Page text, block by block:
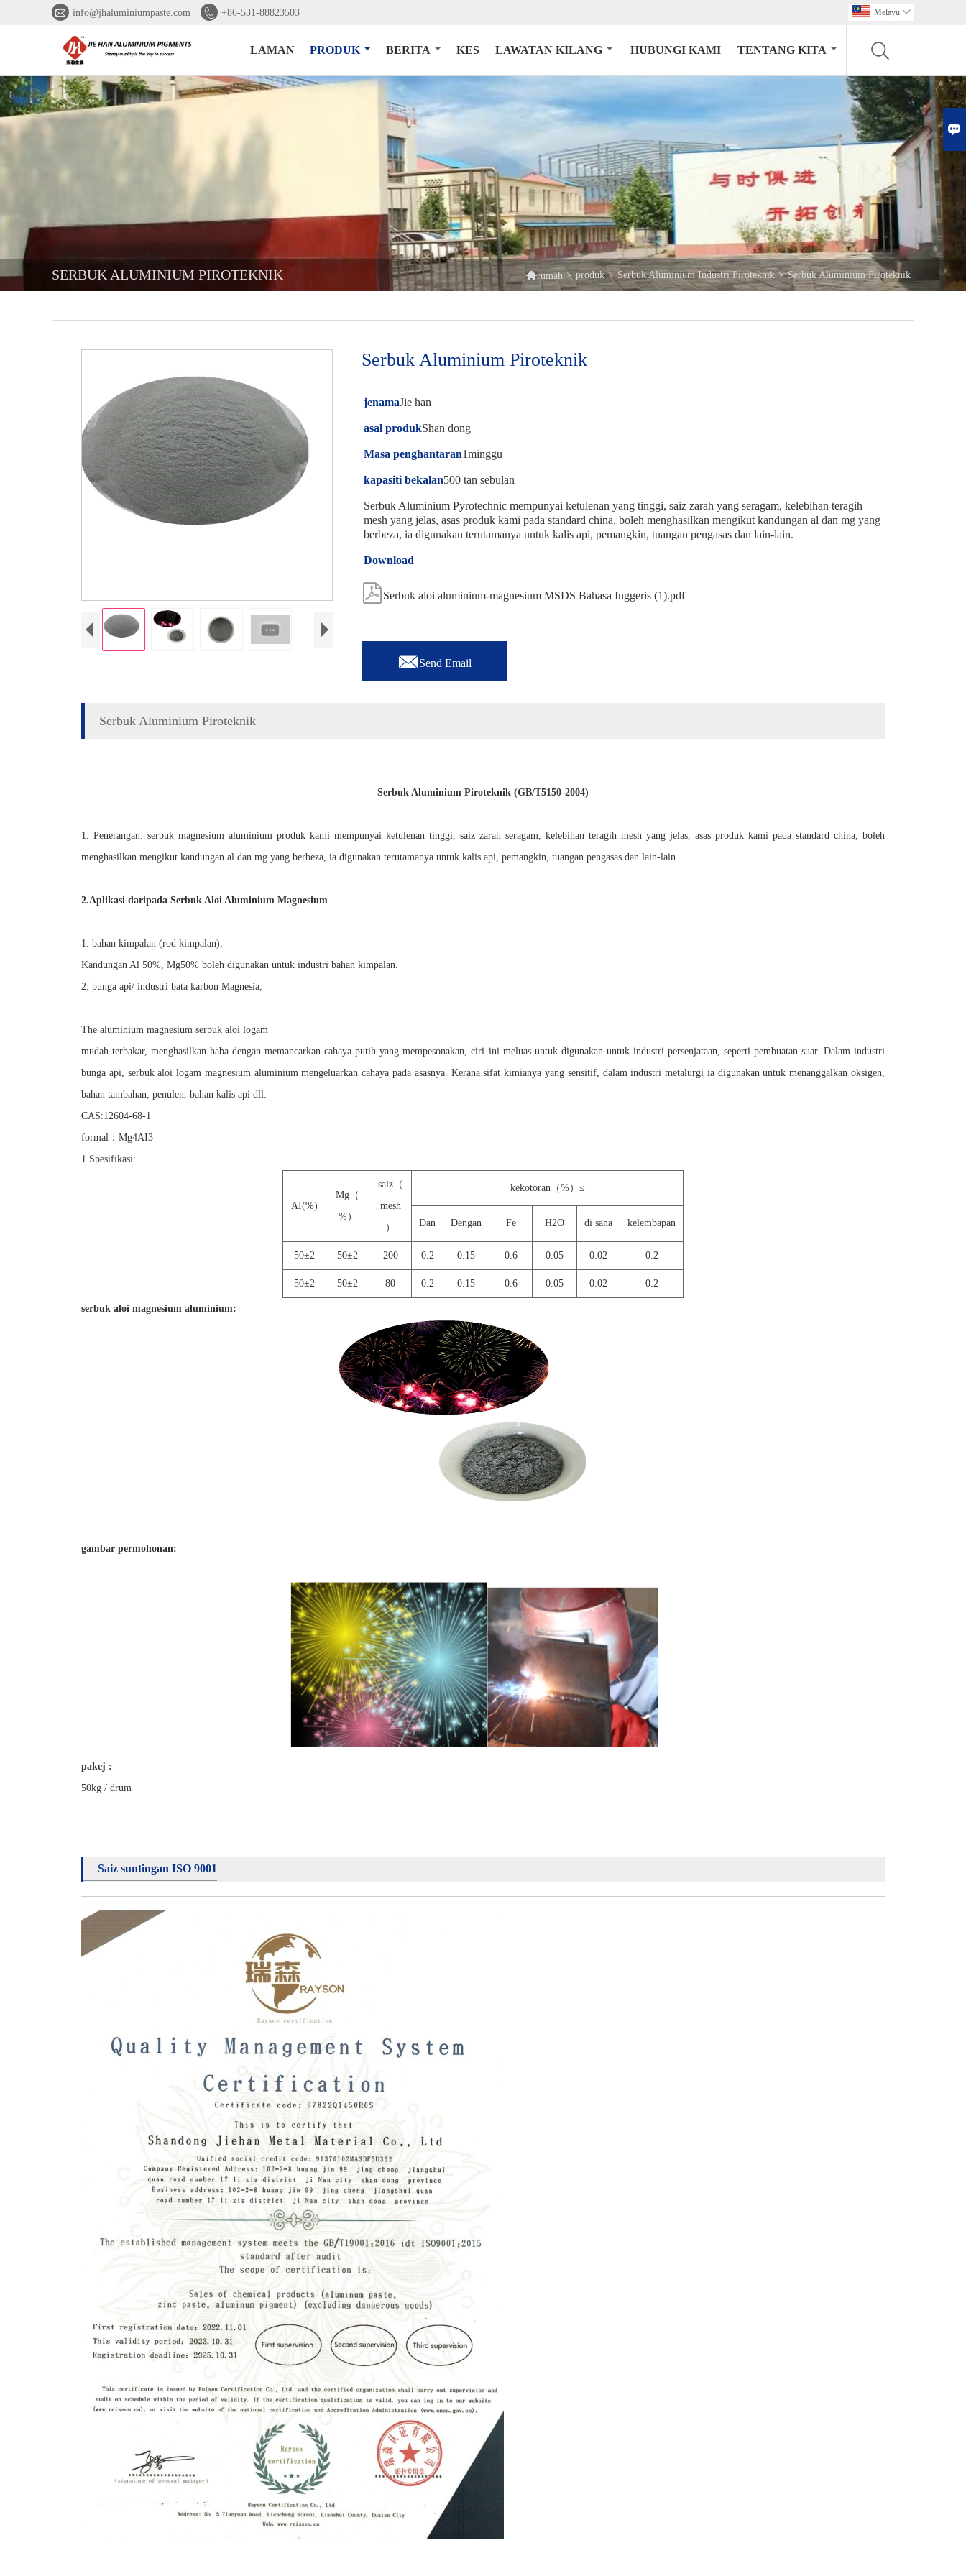

 info@jhaluminiumpaste.com  +86-531-88823503 Melayu 
LAMAN PRODUK BERITA KES LAWATAN KILANG HUBUNGI KAMI TENTANG KITA
SERBUK ALUMINIUM PIROTEKNIK rumah > produk > Serbuk Aluminium Industri Piroteknik > Serbuk Aluminium Piroteknik
Serbuk Aluminium Piroteknik
jenamaJie han
asal produkShan dong
Masa penghantaran1minggu
kapasiti bekalan500 tan sebulan
Serbuk Aluminium Pyrotechnic mempunyai ketulenan yang tinggi, saiz zarah yang seragam, kelebihan teragih
mesh yang jelas, asas produk kami pada standard china, boleh menghasilkan mengikut kandungan al dan mg yang
berbeza, ia digunakan terutamanya untuk kalis api, pemangkin, tuangan pengasas dan lain-lain.
Download
Serbuk aloi aluminium-magnesium MSDS Bahasa Inggeris (1).pdf
Send Email
Serbuk Aluminium Piroteknik
Serbuk Aluminium Piroteknik (GB/T5150-2004)
1. Penerangan: serbuk magnesium aluminium produk kami mempunyai ketulenan tinggi, saiz zarah seragam, kelebihan teragih mesh yang jelas, asas produk kami pada standard china, boleh
menghasilkan mengikut kandungan al dan mg yang berbeza, ia digunakan terutamanya untuk kalis api, pemangkin, tuangan pengasas dan lain-lain.
2.Aplikasi daripada Serbuk Aloi Aluminium Magnesium
1. bahan kimpalan (rod kimpalan);
Kandungan Al 50%, Mg50% boleh digunakan untuk industri bahan kimpalan.
2. bunga api/ industri bata karbon Magnesia;
The aluminium magnesium serbuk aloi logam
mudah terbakar, menghasilkan haba dengan memancarkan cahaya putih yang mempesonakan, ciri ini meluas untuk digunakan untuk industri persenjataan, seperti pembuatan suar. Dalam industri
bunga api, serbuk aloi logam magnesium aluminium mengeluarkan cahaya pada asasnya. Kerana sifat kimianya yang sensitif, dalam industri metalurgi ia digunakan untuk menanggalkan oksigen,
bahan tambahan, penulen, bahan kalis api dll.
CAS:12604-68-1
formal ： Mg4AI3
1.Spesifikasi:
AI(%)
Mg （
%）
saiz（
mesh
）
kekotoran （%）≤
Dan Dengan Fe H2O di sana kelembapan
50±2 50±2 200 0.2 0.15 0.6 0.05 0.02 0.2
50±2 50±2 80 0.2 0.15 0.6 0.05 0.02 0.2
serbuk aloi magnesium aluminium:
gambar permohonan:
pakej :
50kg / drum
Saiz suntingan ISO 9001